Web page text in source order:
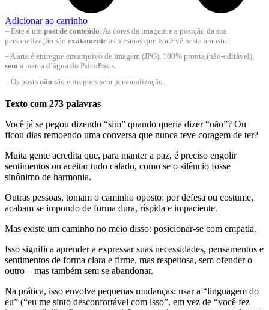
Adicionar ao carrinho
– Este é um post de conteúdo . As cores da imagem e a posição da sua
personalização são exatamente as mesmas que você vê nesta amostra.
– A arte é entregue em arquivo de imagem (JPG), 100% pronta (não-editável),
sem a marca d’água do PsicoPosts.
– Os posts não são entregues sem personalização.
Texto com 273 palavras
Você já se pegou dizendo “sim” quando queria dizer “não”? Ou
ficou dias remoendo uma conversa que nunca teve coragem de ter?
Muita gente acredita que, para manter a paz, é preciso engolir
sentimentos ou aceitar tudo calado, como se o silêncio fosse
sinônimo de harmonia.
Outras pessoas, tomam o caminho oposto: por defesa ou costume,
acabam se impondo de forma dura, ríspida e impaciente.
Mas existe um caminho no meio disso: posicionar-se com empatia.
Isso significa aprender a expressar suas necessidades, pensamentos e
sentimentos de forma clara e firme, mas respeitosa, sem ofender o
outro – mas também sem se abandonar.
Na prática, isso envolve pequenas mudanças: usar a “linguagem do
eu” (“eu me sinto desconfortável com isso”, em vez de “você fez